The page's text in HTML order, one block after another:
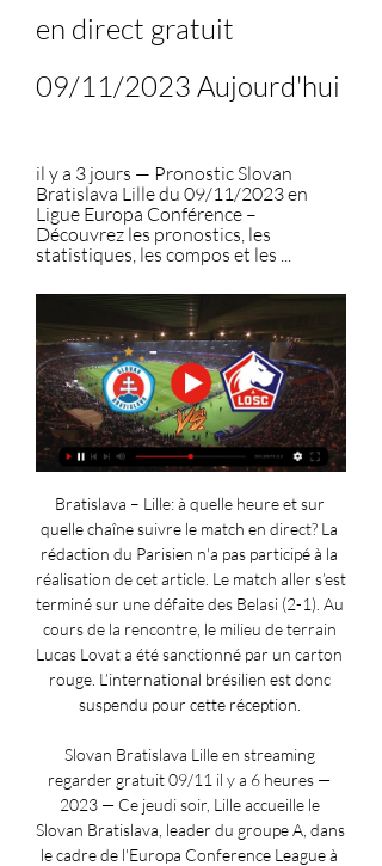
en direct gratuit
09/11/2023 Aujourd'hui
il y a 3 jours — Pronostic Slovan
Bratislava Lille du 09/11/2023 en
Ligue Europa Conférence –
Découvrez les pronostics, les
statistiques, les compos et les ...
Bratislava – Lille: à quelle heure et sur
quelle chaîne suivre le match en direct? La
rédaction du Parisien n'a pas participé à la
réalisation de cet article. Le match aller s’est
terminé sur une défaite des Belasi (2-1). Au
cours de la rencontre, le milieu de terrain
Lucas Lovat a été sanctionné par un carton
rouge. L’international brésilien est donc
suspendu pour cette réception.
Slovan Bratislava Lille en streaming
regarder gratuit 09/11 il y a 6 heures —
2023 — Ce jeudi soir, Lille accueille le
Slovan Bratislava, leader du groupe A, dans
le cadre de l'Europa Conference League à